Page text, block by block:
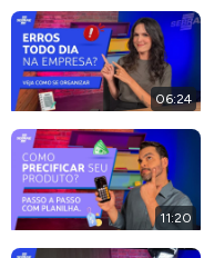
06:24
11:20